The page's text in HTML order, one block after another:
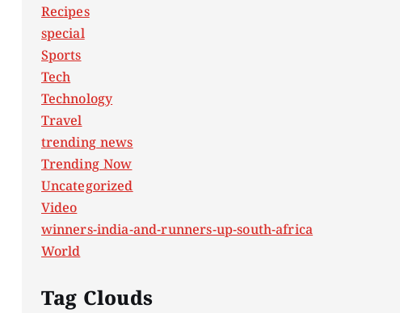
Recipes
special
Sports
Tech
Technology
Travel
trending news
Trending Now
Uncategorized
Video
winners-india-and-runners-up-south-africa
World
Tag Clouds